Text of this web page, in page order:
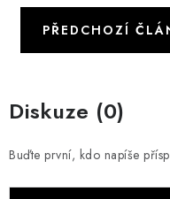
PŘEDCHOZÍ
Diskuze (0)
Buďte první, kdo napíše